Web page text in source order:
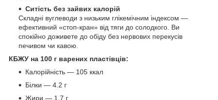
Ситість без зайвих калорій
Складні вуглеводи з низьким глікемічним індексом —
ефективний «стоп-кран» від тяги до солодкого. Ви
спокійно доживете до обіду без нервових перекусів
печивом чи кавою.
КБЖУ на 100 г варених пластівців:
Калорійність — 105 ккал
Білки — 4.2 г
Жири — 1.7 г